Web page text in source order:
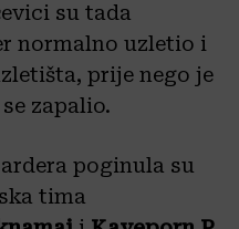
su tada
normalno uzletio i
prije nego je
zapalio.
poginula su
tima